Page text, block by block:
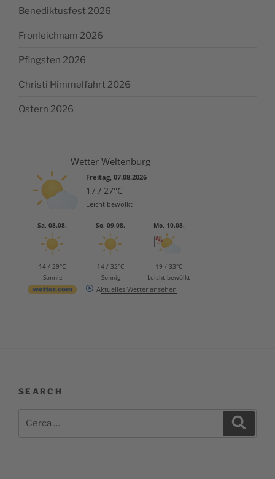
Benediktusfest 2026
Fronleichnam 2026
Pfingsten 2026
Christi Himmelfahrt 2026
Ostern 2026
Wetter Weltenburg
Freitag, 07.08.2026
17 / 27°C
Leicht bewölkt
Sa, 08.08.
14 / 29°C
Sonnig
So, 09.08.
14 / 32°C
Sonnig
Mo, 10.08.
19 / 33°C
Leicht bewölkt
Aktuelles Wetter ansehen
SEARCH